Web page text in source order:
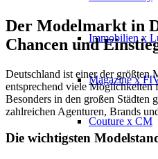
Immobilien x
Magazine x
Couture x CM
Der Modelmarkt in
Chancen und
Deutschland ist einer der größten
entsprechend viele Möglichkeiten
Besonders in den großen Städten
zahlreichen Agenturen, Brands
Die wichtigsten